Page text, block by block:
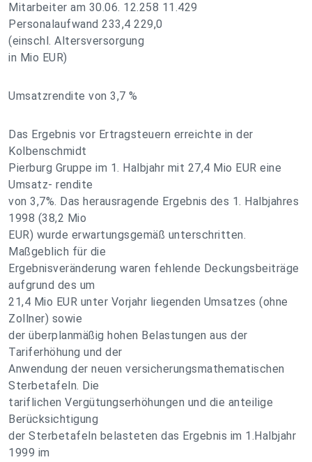
Mitarbeiter am 30.06. 12.258 11.429
Personalaufwand 233,4 229,0
(einschl. Altersversorgung
in Mio EUR)
Umsatzrendite von 3,7 %
Das Ergebnis vor Ertragsteuern erreichte in der
Kolbenschmidt
Pierburg Gruppe im 1. Halbjahr mit 27,4 Mio EUR eine
Umsatz- rendite
von 3,7%. Das herausragende Ergebnis des 1. Halbjahres
1998 (38,2 Mio
EUR) wurde erwartungsgemäß unterschritten.
Maßgeblich für die
Ergebnisveränderung waren fehlende Deckungsbeiträge
aufgrund des um
21,4 Mio EUR unter Vorjahr liegenden Umsatzes (ohne
Zollner) sowie
der überplanmäßig hohen Belastungen aus der
Tariferhöhung und der
Anwendung der neuen versicherungsmathematischen
Sterbetafeln. Die
tariflichen Vergütungserhöhungen und die anteilige
Berücksichtigung
der Sterbetafeln belasteten das Ergebnis im 1.Halbjahr
1999 im